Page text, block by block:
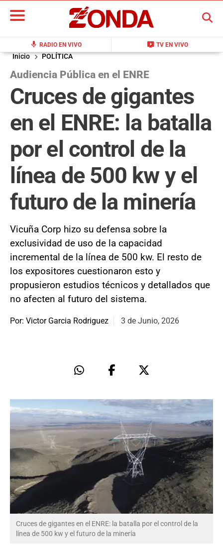
mic RADIO EN VIVO live_tv TV EN VIVO
BUSCAR
Inicio POLÍTICA
Audiencia Pública en el ENRE
Cruces de gigantes
en el ENRE: la batalla
por el control de la
línea de 500 kw y el
futuro de la minería
Vicuña Corp hizo su defensa sobre la
exclusividad de uso de la capacidad
incremental de la línea de 500 kw. El resto de
los expositores cuestionaron esto y
propusieron estudios técnicos y detallados que
no afecten al futuro del sistema.
Por: Victor Garcia Rodriguez 3 de Junio, 2026
Cruces de gigantes en el ENRE: la batalla por el control de la
línea de 500 kw y el futuro de la minería